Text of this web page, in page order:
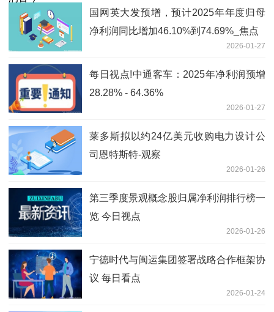
国网英大发预增，预计2025年年度归母
净利润同比增加46.10%到74.69%_焦点
2026-01-27
每日视点!中通客车：2025年净利润预增
28.28% - 64.36%
2026-01-27
莱多斯拟以约24亿美元收购电力设计公
司恩特斯特-观察
2026-01-26
第三季度景观概念股归属净利润排行榜一
览 今日视点
2026-01-26
宁德时代与闽运集团签署战略合作框架协
议 每日看点
2026-01-24